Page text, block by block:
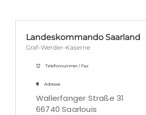
Landeskommando Saarland
Graf-Werder-Kaserne
Telefonnummer / Fax
Adresse
Wallerfanger Straße 31
66740 Saarlouis